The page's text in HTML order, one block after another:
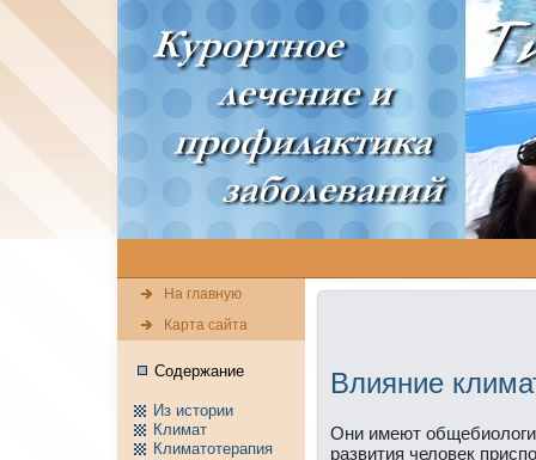
На главную
Карта сайта
Содержание
Из истории
Климат
Климатотерапия
Влияние
Они имеют
развития человек